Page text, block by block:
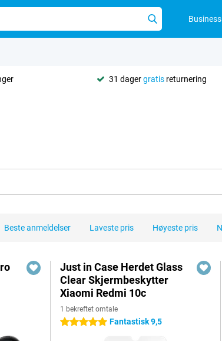
Business
31 dagergratisreturnering
Beste anmeldelser Laveste pris Høyeste pris
Just in Case Herdet Glass
Clear Skjermbeskytter
Xiaomi Redmi 10c
1 bekreftet omtale
5 stjerner Fantastisk 9,5